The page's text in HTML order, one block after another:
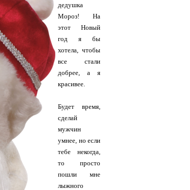
дедушка
Мороз! На
этот Новый
год я бы
хотела, чтобы
все стали
добрее, а я
красивее.
Будет время,
сделай
мужчин
умнее, но если
тебе некогда,
то просто
пошли мне
лыжного